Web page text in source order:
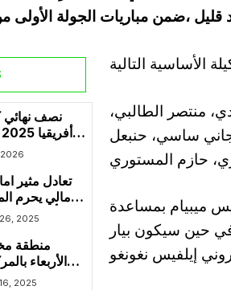
نصف
وصراع2026
تعادل مثير
مالي يحرم
التأهل2025
منطقة
الأربعاء
الوطني
2025
منتصر الطالبي،
ساسي، حنبعل
ميبيام بمساعدة
حين سيكون بيار